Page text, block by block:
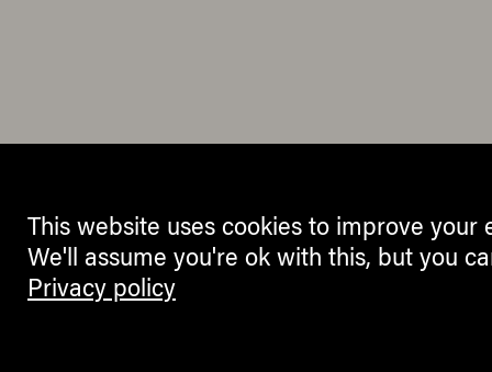
This website uses cookies to improve your
We'll assume you're ok with this, but you
Privacy policy